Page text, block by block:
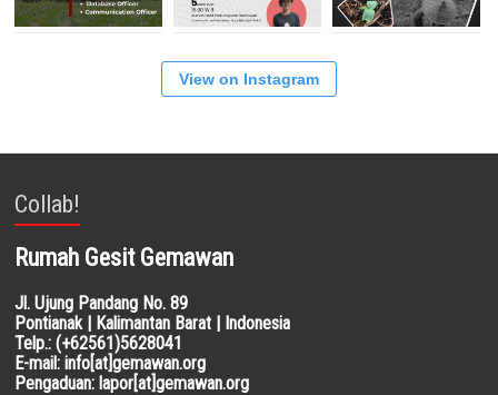
View on Instagram
Collab!
Rumah Gesit Gemawan
Jl. Ujung Pandang No. 89
Pontianak | Kalimantan Barat | Indonesia
Telp.: (+62561)5628041
E-mail: info[at]gemawan.org
Pengaduan: lapor[at]gemawan.org